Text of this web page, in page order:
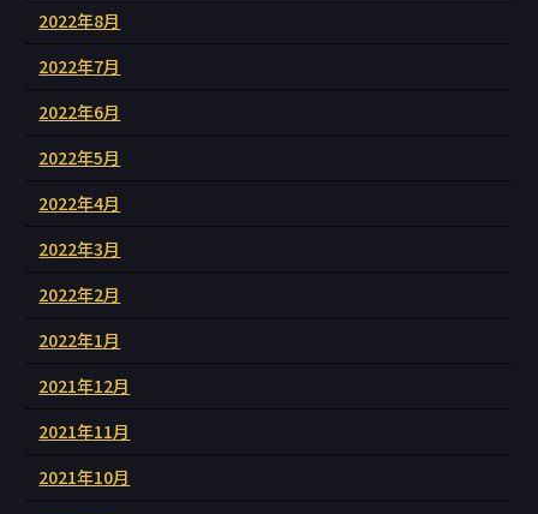
2022年8月
2022年7月
2022年6月
2022年5月
2022年4月
2022年3月
2022年2月
2022年1月
2021年12月
2021年11月
2021年10月